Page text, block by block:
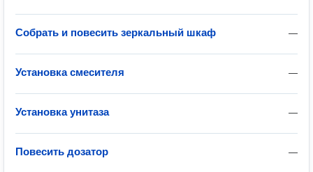
—
Собрать и повесить зеркальный шкаф
—
Установка смесителя
—
Установка унитаза
—
Повесить дозатор